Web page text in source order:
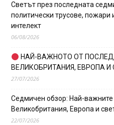
Светът през последната
политически трусове, пожари
интелект
06/08/2026
НАЙ-ВАЖНОТО ОТ
ВЕЛИКОБРИТАНИЯ, ЕВРОПА И
27/07/2026
Седмичен обзор: Най-важните
Великобритания, Европа и
22/07/2026